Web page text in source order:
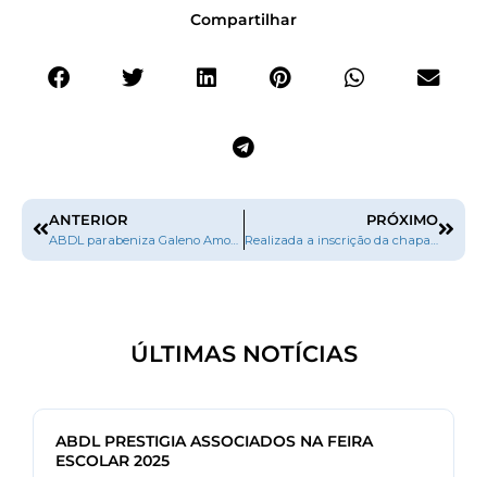
Compartilhar
ANTERIOR
ABDL parabeniza Galeno Amorim
PRÓXIMO
Realizada a inscrição da chapa “Trabalho e Seriedade” para concorrer à Presidência da CBL
ÚLTIMAS NOTÍCIAS
ABDL PRESTIGIA ASSOCIADOS NA FEIRA
ESCOLAR 2025